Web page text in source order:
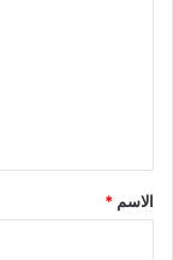
ق
*
الاسم *